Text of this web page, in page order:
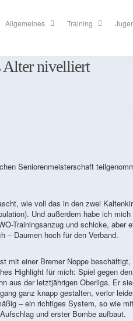
Allgemeines Training
Alter nivelliert
Seniorenmeisterschaft
wie voll das in den zwei
Und außerdem habe ich
Trainingsanzug und schicke, aber
– Daumen hoch für den Verband.
mit einer Bremer Noppe
Highlight für mich: Spiel gegen
aus der letztjährigen Oberliga. Er
ganz knapp gestalten, verlor
– ein richtiges System, so wie
und erster Bombe aufbaut.